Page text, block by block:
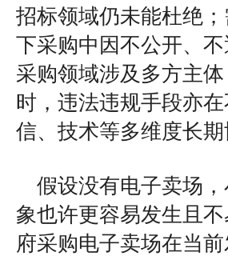
招标领域仍未能杜绝
下采购中因不公开、
采购领域涉及多方主
时，违法违规手段亦
信、技术等多维度长
假设没有电子卖场
象也许更容易发生且
府采购电子卖场在当